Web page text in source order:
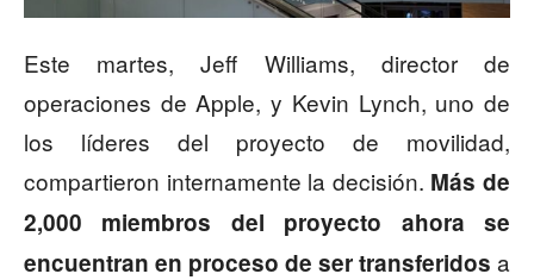
Este martes, Jeff Williams, director de
operaciones de Apple, y Kevin Lynch, uno de
los líderes del proyecto de movilidad,
compartieron internamente la decisión. Más de
2,000 miembros del proyecto ahora se
encuentran en proceso de ser transferidos a